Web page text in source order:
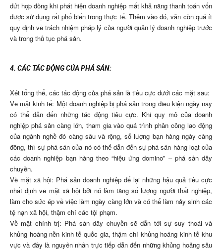
dứt hợp đồng khi phát hiện doanh nghiệp mất khả năng thanh toán vốn
được sử dụng rất phổ biến trong thực tế. Thêm vào đó, vẫn còn quá ít
quy định về trách nhiệm pháp lý của người quản lý doanh nghiệp trước
và trong thủ tục phá sản.
4. CÁC TÁC ĐỘNG CỦA PHÁ SẢN:
Xét tổng thể, các tác động của phá sản là tiêu cực dưới các mặt sau:
Về mặt kinh tế: Một doanh nghiệp bị phá sản trong điều kiện ngày nay
có thể dẫn đến những tác động tiêu cực. Khi quy mô của doanh
nghiệp phá sản càng lớn, tham gia vào quá trình phân công lao động
của ngành nghề đó càng sâu và rộng, số lượng bạn hàng ngày càng
đông, thì sự phá sản của nó có thể dẫn đến sự phá sản hàng loạt của
các doanh nghiệp bạn hàng theo “hiệu ứng domino” – phá sản dây
chuyền.
Về mặt xã hội: Phá sản doanh nghiệp để lại những hậu quả tiêu cực
nhất định về mặt xã hội bởi nó làm tăng số lượng người thất nghiệp,
làm cho sức ép về việc làm ngày càng lớn và có thể làm nảy sinh các
tệ nạn xã hội, thậm chí các tội phạm.
Về mặt chính trị: Phá sản dây chuyền sẽ dẫn tới sự suy thoái và
khủng hoảng nền kinh tế quốc gia, thậm chí khủng hoảng kinh tế khu
vực và đây là nguyên nhân trực tiếp dẫn đến những khủng hoảng sâu